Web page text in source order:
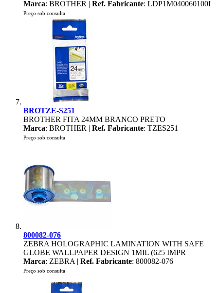
Marca: BROTHER | Ref. Fabricante: LDP1M040060100I
Preço sob consulta
BROTZE-S251
BROTHER FITA 24MM BRANCO PRETO
Marca: BROTHER | Ref. Fabricante: TZES251
Preço sob consulta
800082-076
ZEBRA HOLOGRAPHIC LAMINATION WITH SAFE
GLOBE WALLPAPER DESIGN 1MIL (625 IMPR
Marca: ZEBRA | Ref. Fabricante: 800082-076
Preço sob consulta